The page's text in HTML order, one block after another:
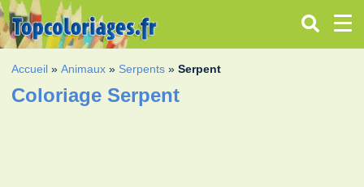
Accueil »Animaux » Serpents »Serpent
Coloriage Serpent